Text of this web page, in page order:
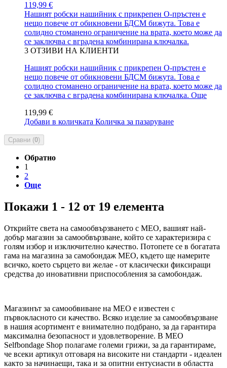
119,99 €
Нашият робски нашийник с прикрепен О-пръстен е
нещо повече от обикновени БДСМ бижута. Това е
солидно стоманено ограничение на врата, което може да
се заключва с вградена комбинирана ключалка.
3 ОТЗИВИ НА КЛИЕНТИ
Нашият робски нашийник с прикрепен О-пръстен е
нещо повече от обикновени БДСМ бижута. Това е
солидно стоманено ограничение на врата, което може да
се заключва с вградена комбинирана ключалка. Още
119,99 €
Добави в количката Количка за пазаруване
Сравни (0)
Обратно
1
2
Още
Покажи 1 - 12 от 19 елемента
Открийте света на самообвързването с MEO, вашият най-
добър магазин за самообвързване, който се характеризира с
голям избор и изключително качество. Потопете се в богатата
гама на магазина за самобондаж MEO, където ще намерите
всичко, което сърцето ви желае - от класически фиксиращи
средства до иновативни приспособления за самобондаж.
Магазинът за самообвиване на MEO е известен с
първокласното си качество. Всяко изделие за самообвързване
в нашия асортимент е внимателно подбрано, за да гарантира
максимална безопасност и удовлетворение. В MEO
Selfbondage Shop полагаме големи грижи, за да гарантираме,
че всеки артикул отговаря на високите ни стандарти - идеален
както за начинаещи, така и за опитни ентусиасти в областта